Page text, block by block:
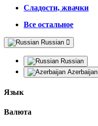
Сладости, жвачки
Все остальное
Russian
Russian
Azerbaijan
Язык
Валюта